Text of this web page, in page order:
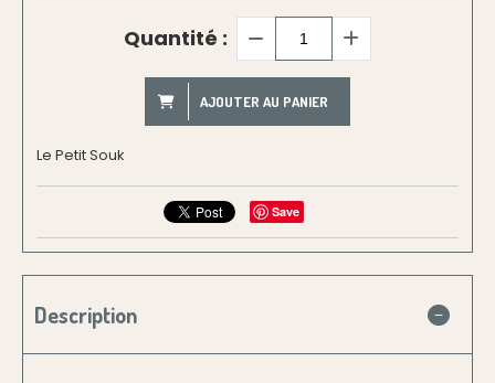
Quantité :
AJOUTER AU PANIER
Le Petit Souk
Save
Description